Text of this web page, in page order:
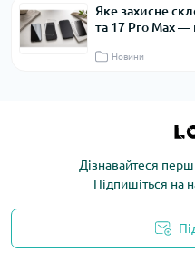
Яке захисне
та 17 Pro Max —
Новини
Дізнавайтеся
Підпишіться на